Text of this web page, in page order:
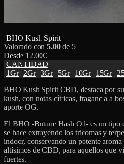
BHO Kush Spirit
Valorado con 5.00 de 5
Desde 12.00€
CANTIDAD
1Gr
2Gr 3Gr 5Gr 10Gr 15Gr
BHO Kush Spirit CBD, destaca por
kush, con notas cítricas, fragancia a
aporte OG.
El BHO -Butane Hash Oil- es un tipo
se hace extrayendo los tricomas y
indoor, conservando un potente
altísimos de CBD, para aquellos que
fuertes.